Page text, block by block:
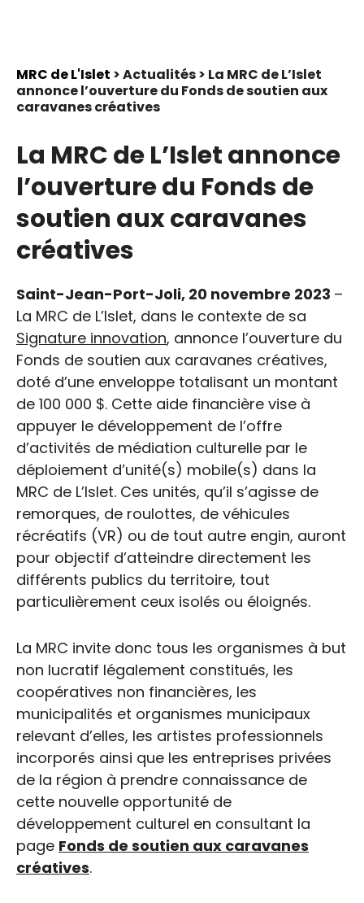
MRC de L'Islet > Actualités > La MRC de L’Islet
annonce l’ouverture du Fonds de soutien aux
caravanes créatives
La MRC de L’Islet annonce
l’ouverture du Fonds de
soutien aux caravanes
créatives
Saint-Jean-Port-Joli, 20 novembre 2023 –
La MRC de L’Islet, dans le contexte de sa
Signature innovation, annonce l’ouverture du
Fonds de soutien aux caravanes créatives,
doté d’une enveloppe totalisant un montant
de 100 000 $. Cette aide financière vise à
appuyer le développement de l’offre
d’activités de médiation culturelle par le
déploiement d’unité(s) mobile(s) dans la
MRC de L’Islet. Ces unités, qu’il s’agisse de
remorques, de roulottes, de véhicules
récréatifs (VR) ou de tout autre engin, auront
pour objectif d’atteindre directement les
différents publics du territoire, tout
particulièrement ceux isolés ou éloignés.
La MRC invite donc tous les organismes à but
non lucratif légalement constitués, les
coopératives non financières, les
municipalités et organismes municipaux
relevant d’elles, les artistes professionnels
incorporés ainsi que les entreprises privées
de la région à prendre connaissance de
cette nouvelle opportunité de
développement culturel en consultant la
page Fonds de soutien aux caravanes
créatives.